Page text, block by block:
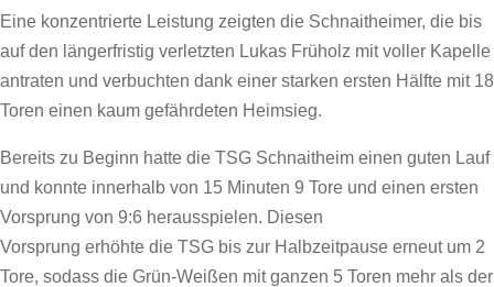
Eine konzentrierte Leistung zeigten die Schnaitheimer, die bis
auf den längerfristig verletzten Lukas Früholz mit voller Kapelle
antraten und verbuchten dank einer starken ersten Hälfte mit 18
Toren einen kaum gefährdeten Heimsieg.
Bereits zu Beginn hatte die TSG Schnaitheim einen guten Lauf
und konnte innerhalb von 15 Minuten 9 Tore und einen ersten
Vorsprung von 9:6 herausspielen. Diesen
Vorsprung erhöhte die TSG bis zur Halbzeitpause erneut um 2
Tore, sodass die Grün-Weißen mit ganzen 5 Toren mehr als der